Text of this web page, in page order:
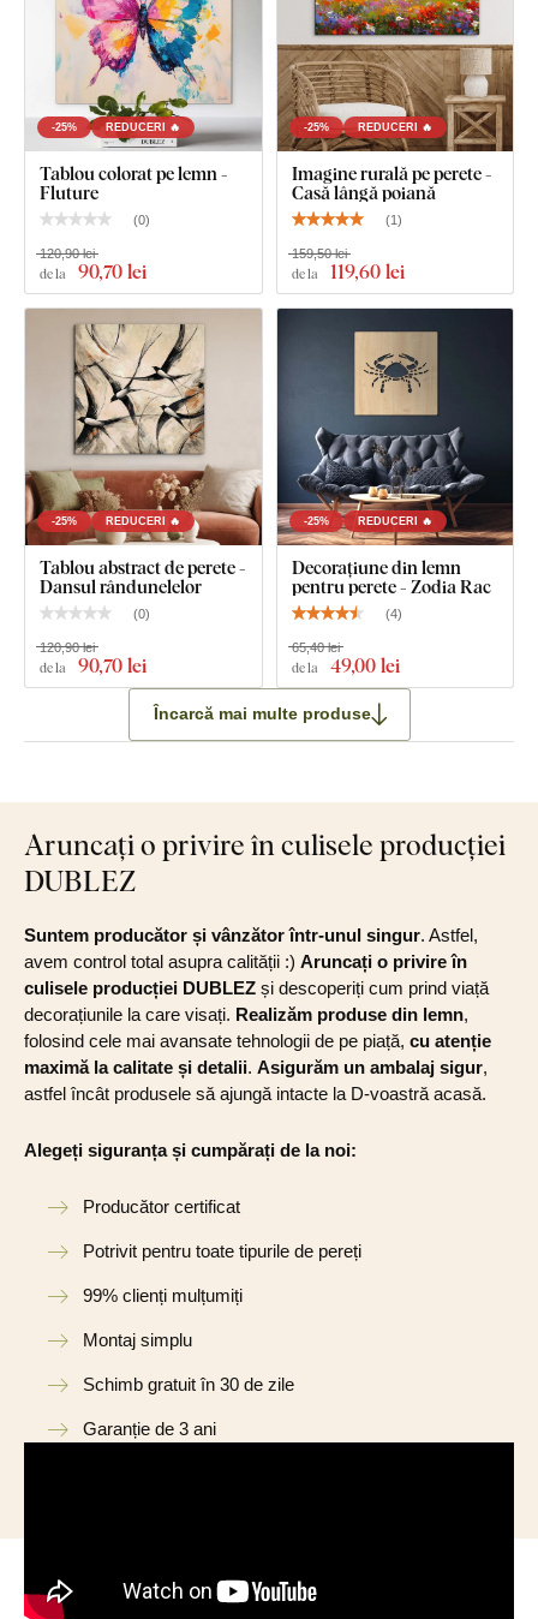
-25% REDUCERI 🔥
Tablou colorat pe lemn -
Fluture
(0)
de la 90,70 lei
120,90 lei
-25% REDUCERI 🔥
Imagine rurală pe perete -
Casă lângă poiană
(1 )
de la 119,60 lei
159,50 lei
-25% REDUCERI 🔥
Tablou abstract de perete -
Dansul rândunelelor
(0)
de la 90,70 lei
120,90 lei
-25% REDUCERI 🔥
Decorațiune din lemn
pentru perete - Zodia Rac
(4)
de la 49,00 lei
65,40 lei
Încarcă mai multe produse
Aruncați o privire în culisele producției
DUBLEZ
Suntem producător și vânzător într-unul singur. Astfel,
avem control total asupra calității :) Aruncați o privire în
culisele producției DUBLEZ și descoperiți cum prind viață
decorațiunile la care visați. Realizăm produse din lemn,
folosind cele mai avansate tehnologii de pe piață, cu atenție
maximă la calitate și detalii. Asigurăm un ambalaj sigur,
astfel încât produsele să ajungă intacte la D-voastră acasă.
Alegeți siguranța și cumpărați de la noi:
Producător certificat
Potrivit pentru toate tipurile de pereți
99% clienți mulțumiți
Montaj simplu
Schimb gratuit în 30 de zile
Garanție de 3 ani